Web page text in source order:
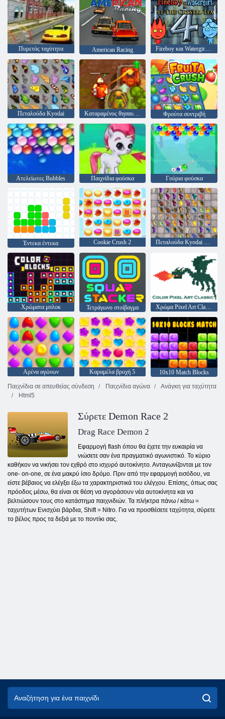
Πυρετός ταχύτητα American Racing Fireboy και Watergirl 4: Crystal Temple
Πεταλούδα Kyodai Καταραμένος θησαυρός 2 Φρούτα συντριβή
Ατελείωτες Bubbles Παιχνίδια φούσκα Γούρια φούσκα
Έντεκα έντεκα Cookie Crush 2 Πεταλούδα Kyodai HD
Χρώματα μπλοκ Τετράγωνο στοίβαγμα Χρώμα Pixel Art Classic
Αρένα αγώνων Καραμέλα βροχή 5
10x10 Match Blocks
Παιχνίδια σε απευθείας σύνδεση
Παιχνίδια αγώνα
Ανάγκη για ταχύτητα
Html5
Σύρετε Demon Race 2
Drag Race Demon 2
Εφαρμογή flash όπου θα έχετε την ευκαιρία να
νιώσετε σαν ένα πραγματικό αγωνιστικό. Το κύριο
καθήκον να νικήσει τον εχθρό στο ισχυρό αυτοκίνητο. Ανταγωνίζονται με τον
one- on-one, σε ένα μακρύ ίσιο δρόμο. Πριν από την εφαρμογή εισόδου, ​​να
είστε βέβαιος να ελέγξει έξω τα χαρακτηριστικά του ελέγχου. Επίσης, όπως σας
πρόοδος μέσω, θα είναι σε θέση να αγοράσουν νέα αυτοκίνητα και να
βελτιώσουν τους στο κατάστημα παιχνιδιών. Τα πλήκτρα πάνω / κάτω =
ταχυτήτων Ενισχύει βάρδια, Shift = Nitro. Για να προσθέσετε ταχύτητα, σύρετε
το βέλος προς τα δεξιά με το ποντίκι σας.